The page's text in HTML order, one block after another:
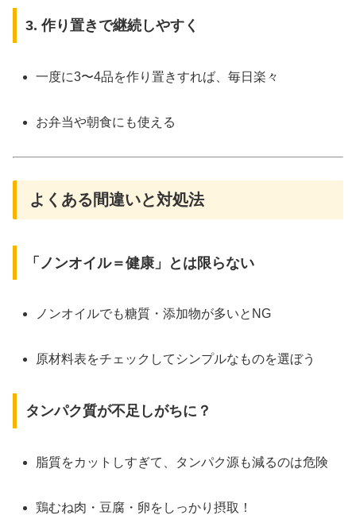
3. 作り置きで継続しやすく
一度に3〜4品を作り置きすれば、毎日楽々
お弁当や朝食にも使える
よくある間違いと対処法
「ノンオイル＝健康」とは限らない
ノンオイルでも糖質・添加物が多いとNG
原材料表をチェックしてシンプルなものを選ぼう
タンパク質が不足しがちに？
脂質をカットしすぎて、タンパク源も減るのは危険
鶏むね肉・豆腐・卵をしっかり摂取！